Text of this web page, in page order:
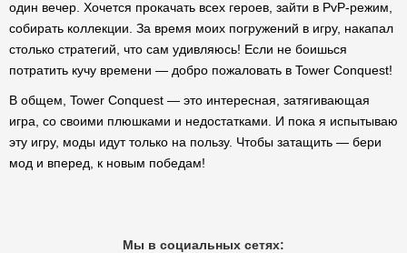
один вечер. Хочется прокачать всех героев, зайти в PvP-режим,
собирать коллекции. За время моих погружений в игру, накапал
столько стратегий, что сам удивляюсь! Если не боишься
потратить кучу времени — добро пожаловать в Tower Conquest!
В общем, Tower Conquest — это интересная, затягивающая
игра, со своими плюшками и недостатками. И пока я испытываю
эту игру, моды идут только на пользу. Чтобы затащить — бери
мод и вперед, к новым победам!
Мы в социальных сетях: